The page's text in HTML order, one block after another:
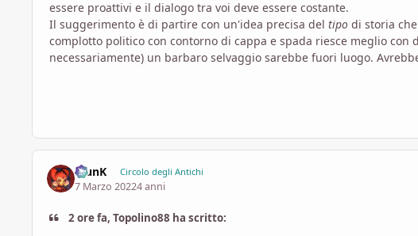
essere proattivi e il dialogo tra voi deve essere costante.
Il suggerimento è di partire con un'idea precisa del tipo di storia
complotto politico con contorno di cappa e spada riesce meglio
necessariamente) un barbaro selvaggio sarebbe fuori luogo.
KlunK Circolo degli Antichi
7 Marzo 20224 anni
2 ore fa, Topolino88 ha scritto: